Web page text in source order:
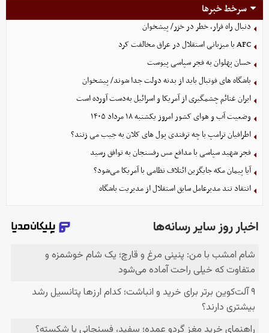
سرخط خبرها
دنبال راه فرار، خطر در خزر/ پیشخوان
AFC با میزبانی استقلال در عراق مخالفت کرد
حسان پهلوان به فجر سپاسی پیوست
باشگاه های فوتبال باید از بدنه دولت جدا شوند/ پیشخوان
ایران غنائم چشمگیری از آمریکا و اسرائیل به‌دست آورده است
وضعیت آب و هوای کشور امروز یکشنبه ۱۸ مرداد ۱۴۰۵
اطرافیان ترامپ با چه ترفندی پول های کلان به جیب می زنند؟
فجر شهید سپاسی با مدافع مس رفسنجان به توافق رسید
آیا پیمان مکه جایگزین ائتلاف نظامی با آمریکا می‌شود؟
انتقاد تند مدیرعامل سابق استقلال از مدیریت باشگاه